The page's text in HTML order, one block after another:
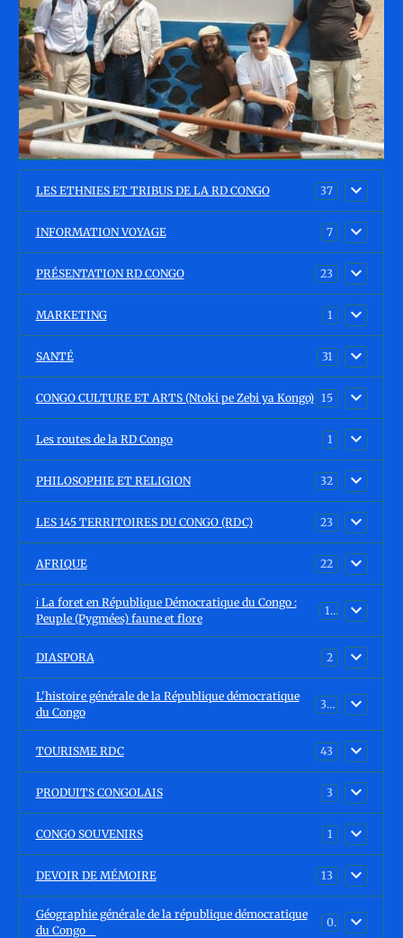
LES ETHNIES ET TRIBUS DE LA RD CONGO 37
INFORMATION VOYAGE 7
PRÉSENTATION RD CONGO 23
MARKETING 1
SANTÉ 31
CONGO CULTURE ET ARTS (Ntoki pe Zebi ya Kongo) 15
Les routes de la RD Congo 1
PHILOSOPHIE ET RELIGION 32
LES 145 TERRITOIRES DU CONGO (RDC) 23
AFRIQUE 22
ℹ️ La foret en République Démocratique du Congo :
Peuple (Pygmées) faune et flore
15
DIASPORA 2
L'histoire générale de la République démocratique
du Congo
30
TOURISME RDC 43
PRODUITS CONGOLAIS 3
CONGO SOUVENIRS 1
DEVOIR DE MÉMOIRE 13
Géographie générale de la république démocratique
du Congo
0